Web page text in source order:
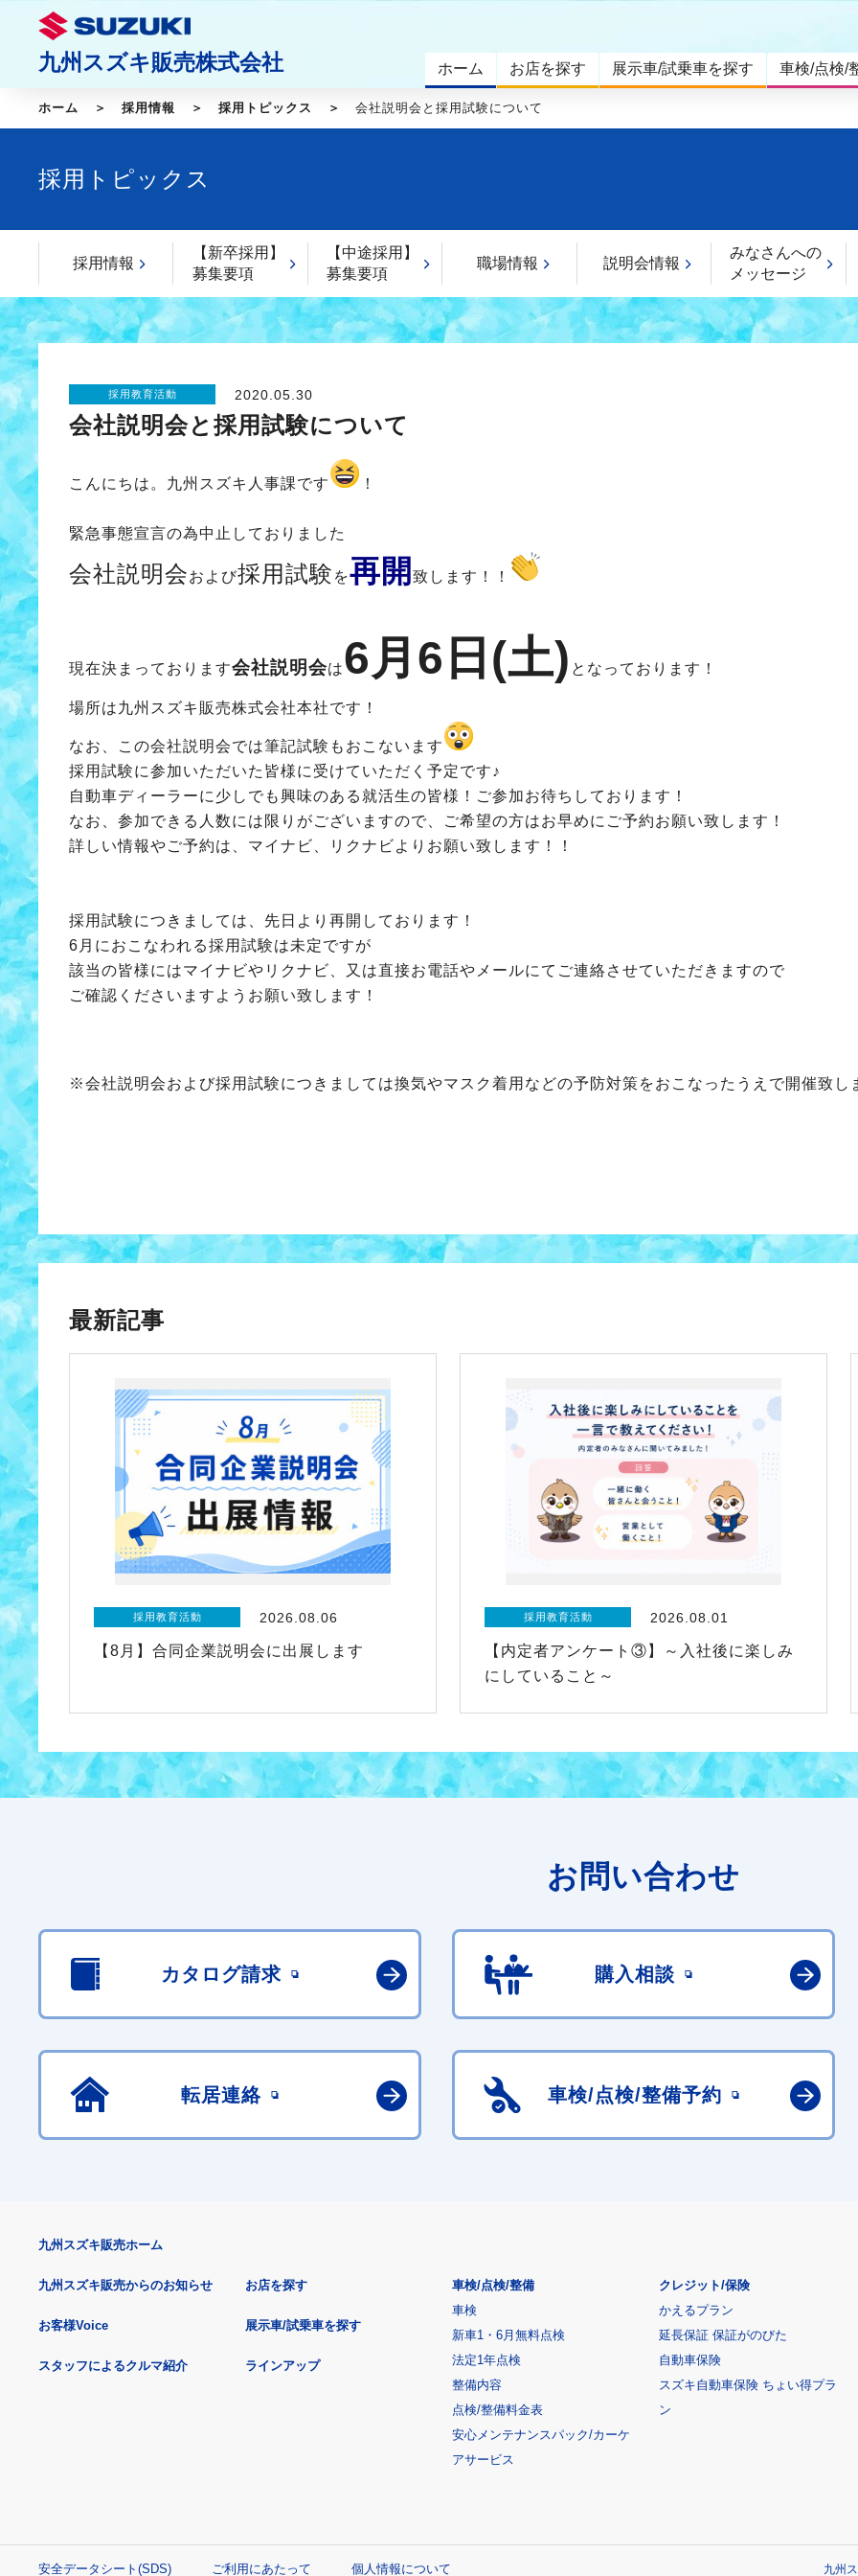
九州スズキ販売株式会社 ホーム お店を探す 展示車/試乗車を探す 車検/点検/
ホーム 採用情報 採用トピックス 会社説明会と採用試験について
採用トピックス
採用情報
【新卒採用】
募集要項
【中途採用】
募集要項
職場情報 説明会情報
みなさんへの
メッセージ
採用教育活動 2020.05.30
会社説明会と採用試験について
こんにちは。九州スズキ人事課です ！
緊急事態宣言の為中止しておりました
会社説明会および採用試験 を再開 致します！！
現在決まっております会社説明会は6月6日(土) となっております！
場所は九州スズキ販売株式会社本社です！
なお、この会社説明会では筆記試験もおこないます
採用試験に参加いただいた皆様に受けていただく予定です♪
自動車ディーラーに少しでも興味のある就活生の皆様！ご参加お待ちしております！
なお、参加できる人数には限りがございますので、ご希望の方はお早めにご予約お願い致します！
詳しい情報やご予約は、マイナビ、リクナビよりお願い致します！！
採用試験につきましては、先日より再開しております！
6月におこなわれる採用試験は未定ですが
該当の皆様にはマイナビやリクナビ、又は直接お電話やメールにてご連絡させていただきますので
ご確認くださいますようお願い致します！
※会社説明会および採用試験につきましては換気やマスク着用などの予防対策をおこなったうえで開催致し
最新記事
採用教育活動 2026.08.06
【8月】合同企業説明会に出展します
採用教育活動 2026.08.01
【内定者アンケート③】～入社後に楽しみ
にしていること～
お問い合わせ
カタログ請求 購入相談
転居連絡 車検/点検/整備予約
九州スズキ販売ホーム
九州スズキ販売からのお知らせ
お客様Voice
スタッフによるクルマ紹介
お店を探す
展示車/試乗車を探す
ラインアップ
車検/点検/整備
車検
新車1・6月無料点検
法定1年点検
整備内容
点検/整備料金表
安心メンテナンスパック/カーケ
アサービス
クレジット/保険
かえるプラン
延長保証 保証がのびた
自動車保険
スズキ自動車保険 ちょい得プラ
ン
安全データシート(SDS) ご利用にあたって 個人情報について 九州